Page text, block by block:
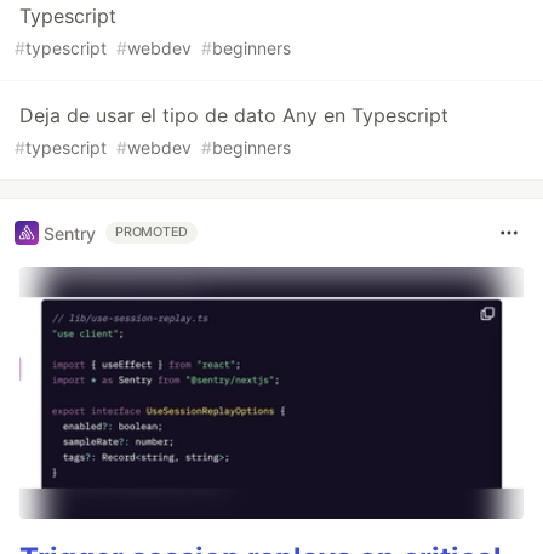
Typescript
#typescript #webdev #beginners
Deja de usar el tipo de dato Any en Typescript
#typescript #webdev #beginners
Sentry PROMOTED